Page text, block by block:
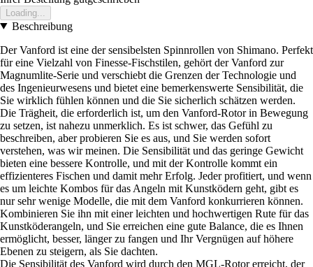
Loading...
Beschreibung
Der Vanford ist eine der sensibelsten Spinnrollen von Shimano. Perfekt
für eine Vielzahl von Finesse-Fischstilen, gehört der Vanford zur
Magnumlite-Serie und verschiebt die Grenzen der Technologie und
des Ingenieurwesens und bietet eine bemerkenswerte Sensibilität, die
Sie wirklich fühlen können und die Sie sicherlich schätzen werden.
Die Trägheit, die erforderlich ist, um den Vanford-Rotor in Bewegung
zu setzen, ist nahezu unmerklich. Es ist schwer, das Gefühl zu
beschreiben, aber probieren Sie es aus, und Sie werden sofort
verstehen, was wir meinen. Die Sensibilität und das geringe Gewicht
bieten eine bessere Kontrolle, und mit der Kontrolle kommt ein
effizienteres Fischen und damit mehr Erfolg. Jeder profitiert, und wenn
es um leichte Kombos für das Angeln mit Kunstködern geht, gibt es
nur sehr wenige Modelle, die mit dem Vanford konkurrieren können.
Kombinieren Sie ihn mit einer leichten und hochwertigen Rute für das
Kunstköderangeln, und Sie erreichen eine gute Balance, die es Ihnen
ermöglicht, besser, länger zu fangen und Ihr Vergnügen auf höhere
Ebenen zu steigern, als Sie dachten.
Die Sensibilität des Vanford wird durch den MGL-Rotor erreicht, der